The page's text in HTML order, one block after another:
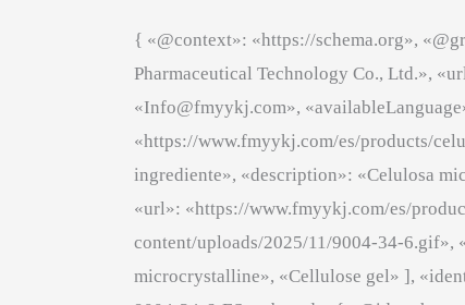
{ «@context»: «https://schema.org»,
Pharmaceutical Technology Co., Ltd.»,
«Info@fmyykj.com»,
«https://www.fmyykj.com/es/products/
ingrediente», «description»: «Celulosa
«url»: «https://www.fmyykj.com/es/
content/uploads/2025/11/9004-34-6.gif»,
microcrystalline», «Cellulose gel» ],